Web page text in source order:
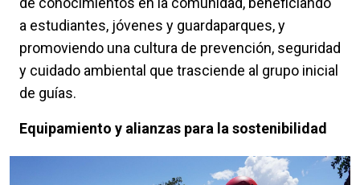
a estudiantes, jóvenes y guardaparques, y
promoviendo una cultura de prevención, seguridad
y cuidado ambiental que trasciende al grupo inicial
de guías.
Equipamiento y alianzas para la sostenibilidad